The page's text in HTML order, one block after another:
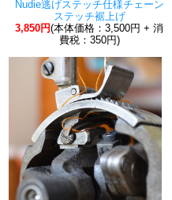
Nudie逃げステッチ仕様チェーン
ステッチ裾上げ
3,850円(本体価格：3,500円 + 消
費税：350円)